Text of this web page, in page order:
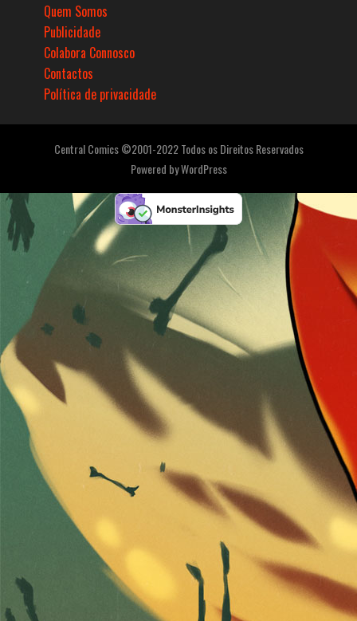
Quem Somos
Publicidade
Colabora Connosco
Contactos
Política de privacidade
Central Comics ©2001-2022 Todos os Direitos Reservados
Powered byWordPress